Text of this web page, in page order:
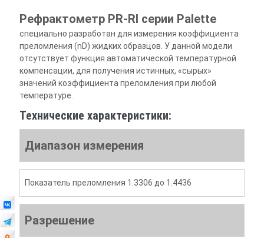
Рефрактометр PR-RI серии Palette
специально разработан для измерения коэффициента
преломления (nD) жидких образцов. У данной модели
отсутствует функция автоматической температурной
компенсации, для получения истинных, «сырых»
значений коэффициента преломления при любой
температуре.
Технические характеристики:
Диапазон измерения
Показатель преломления 1.3306 до 1.4436
Разрешение